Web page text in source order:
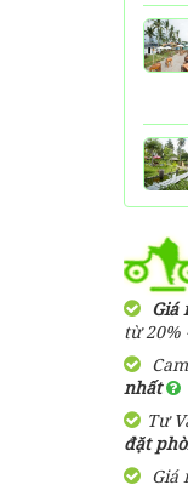
Giá
từ 20%
nhất
Tư
đặt
Giá